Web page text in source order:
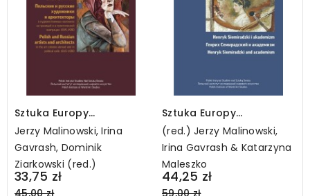
Sztuka Europy
Wschodniej • Искусство
Восточной Европы • Art of
the East Europe • Tom 3
Jerzy Malinowski, Irina
Gavrash, Dominik
Ziarkowski (red.)
33,75 zł
Regular
Sztuka Europy
Wschodniej, t. 4
(red.) Jerzy Malinowski,
Irina Gavrash & Katarzyna
Maleszko
44,25 zł
Regular